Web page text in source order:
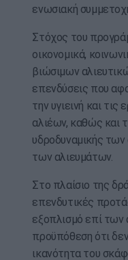
ενωσιακή
Στόχος του
οικονομικά,
βιώσιμων
επενδύσεις που
την υγιεινή και
αλιέων, καθώς και
υδροδυναμικής
των αλιευμάτων.
Στο πλαίσιο της
επενδυτικές
εξοπλισμό επί των
προϋπόθεση ότι
ικανότητα του